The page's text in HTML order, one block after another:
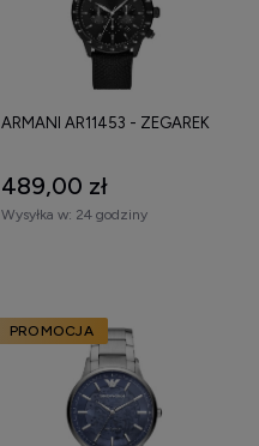
ARMANI AR11453 - ZEGAREK
489,00 zł
Wysyłka w: 24 godziny
PROMOCJA